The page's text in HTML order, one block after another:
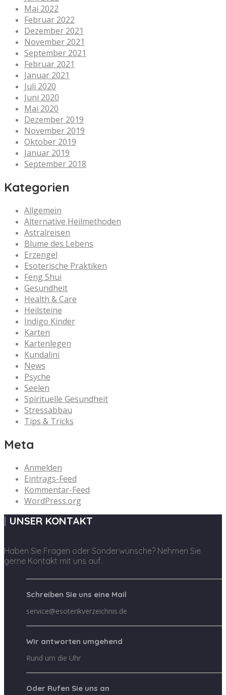
Mai 2022
Februar 2022
Dezember 2021
November 2021
September 2021
Februar 2021
Januar 2021
Juli 2020
Juni 2020
Mai 2020
Dezember 2019
November 2019
Oktober 2019
Januar 2019
September 2018
Kategorien
Allgemein
Alternative Heilmethoden
Astralreisen
Blume des Lebens
Erzengel
Esoterische Praktiken
Feng Shui
Gesundheit
Health & Care
Heilsteine
Indigo Kinder
Karten
Kartenlegen
Kundalini
News
Psyche
Seelen
Spirituelle Gesundheit
Stressabbau
Tips & Tricks
Meta
Anmelden
Eintrags-Feed
Kommentar-Feed
WordPress.org
UNSER KONTAKT
Haben Sie Fragen oder Sonderwünsche? Nehmen Sie
gerne Kontakt mit uns auf.
Schreiben Sie uns eine Mail
service@esoterikverzeichnis.de
Wir antworten umgehend
Rund um die Uhr
Oder Rufen Sie uns an